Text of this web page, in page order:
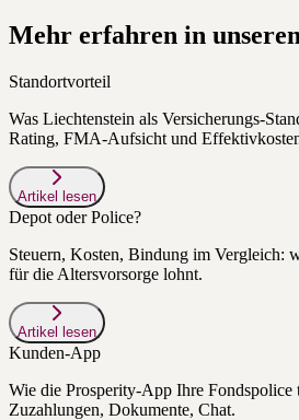
Mehr erfahren in
Standortvorteil
Was Liechtenstein als Versicherungs-
Rating, FMA-Aufsicht und
Artikel lesen
Depot oder Police?
Steuern, Kosten, Bindung im Vergleich:
für die Altersvorsorge lohnt.
Artikel lesen
Kunden-App
Wie die Prosperity-App Ihre Fondspolice
Zuzahlungen, Dokumente, Chat.